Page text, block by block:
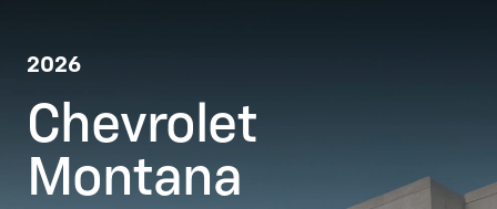
2026
Chevrolet
Montana